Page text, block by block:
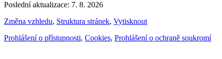
Poslední aktualizace: 7. 8. 2026
Změna vzhledu, Struktura stránek, Vytisknout
Prohlášení o přístupnosti, Cookies, Prohlášení o ochraně soukromí